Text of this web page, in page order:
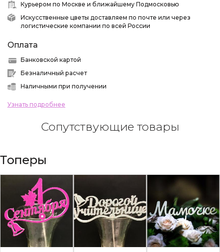
Курьером по Москве и ближайшему Подмосковью
Искусственные цветы доставляем по почте или через
логистические компании по всей России
Оплата
Банковской картой
Безналичный расчет
Наличными при получении
Узнать подробнее
Сопутствующие товары
Топеры